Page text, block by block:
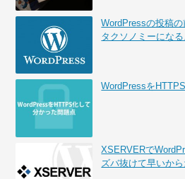
WordPressの投稿
タクソノミーにな
WordPressを
XSERVERで
ズバ抜けて早いから